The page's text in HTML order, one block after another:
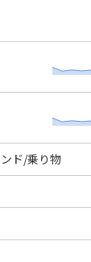
ド/乗り物